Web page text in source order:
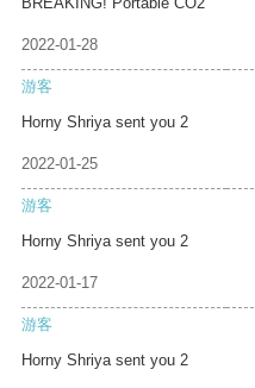
2022-01-28
游客
Horny Shriya sent you 2
2022-01-25
游客
Horny Shriya sent you 2
2022-01-17
游客
Horny Shriya sent you 2